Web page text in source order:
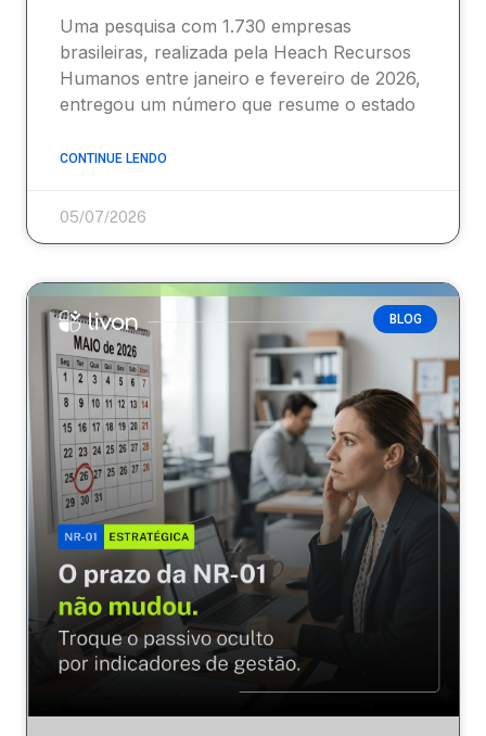
Uma pesquisa com 1.730 empresas
brasileiras, realizada pela Heach Recursos
Humanos entre janeiro e fevereiro de 2026,
entregou um número que resume o estado
CONTINUE LENDO
05/07/2026
BLOG